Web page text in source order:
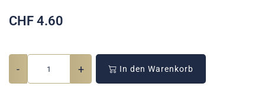
CHF 4.60
- + In den Warenkorb